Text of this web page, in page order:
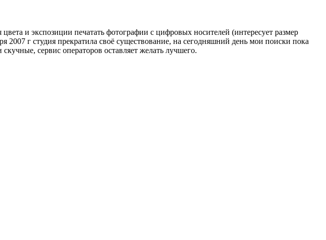
и экспозиции печатать фотографии с цифровых носителей (интересует размер
2007 г студия прекратила своё существование, на сегодняшний день мои поиски пока
сервис операторов оставляет желать лучшего.